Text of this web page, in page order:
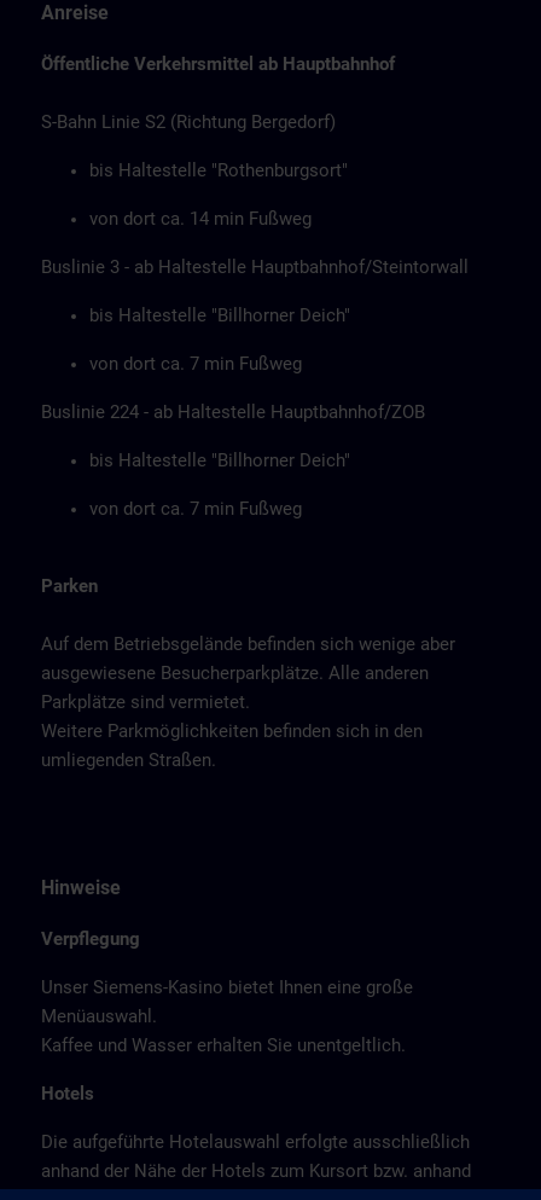
Anreise
Öffentliche Verkehrsmittel ab Hauptbahnhof
S-Bahn Linie S2 (Richtung Bergedorf)
bis Haltestelle "Rothenburgsort"
von dort ca. 14 min Fußweg
Buslinie 3 - ab Haltestelle Hauptbahnhof/Steintorwall
bis Haltestelle "Billhorner Deich"
von dort ca. 7 min Fußweg
Buslinie 224 - ab Haltestelle Hauptbahnhof/ZOB
bis Haltestelle "Billhorner Deich"
von dort ca. 7 min Fußweg
Parken
Auf dem Betriebsgelände befinden sich wenige aber
ausgewiesene Besucherparkplätze. Alle anderen
Parkplätze sind vermietet.
Weitere Parkmöglichkeiten befinden sich in den
umliegenden Straßen.
Hinweise
Verpflegung
Unser Siemens-Kasino bietet Ihnen eine große
Menüauswahl.
Kaffee und Wasser erhalten Sie unentgeltlich.
Hotels
Die aufgeführte Hotelauswahl erfolgte ausschließlich
anhand der Nähe der Hotels zum Kursort bzw. anhand